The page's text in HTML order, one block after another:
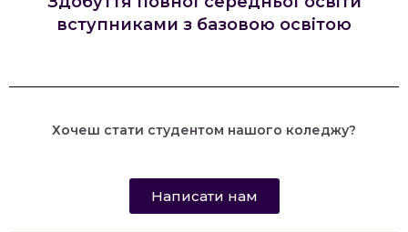
вступниками з базовою освітою
Хочеш стати студентом нашого коледжу?
Написати нам